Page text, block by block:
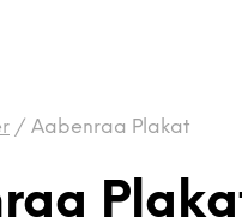
/ Aabenraa Plakat